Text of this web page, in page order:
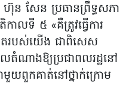
ហ៊ុន សែន ប្រធានព្រឹទ្ធសភា
លទី ៥ «គឺត្រូវធ្វើការ
តរបស់យើង ជាពិសេស
តំណាងឱ្យប្រជាពលរដ្ឋនៅ
ាមួយពួកគាត់នៅថ្នាក់ក្រោម